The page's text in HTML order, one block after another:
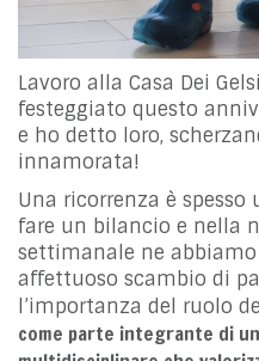
Lavoro alla Casa Dei
festeggiato questo
e ho detto loro,
innamorata!
Una ricorrenza è
fare un bilancio e nella
settimanale ne
affettuoso scambio di
l’importanza del ruolo
come parte integrante di